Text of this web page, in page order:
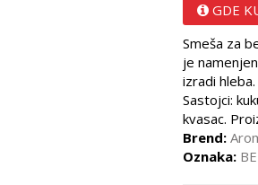
GDE
Smeša za
je
izradi hleba.
Sastojci:
kvasac.
Brend:
Oznaka: